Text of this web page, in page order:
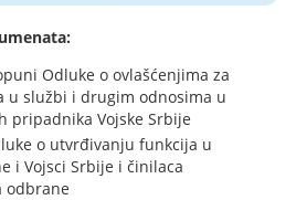
Odluke o ovlašćenjima za
u službi i drugim odnosima u
pripadnika Vojske Srbije
o utvrđivanju funkcija u
i Vojsci Srbije i činilaca
odbrane